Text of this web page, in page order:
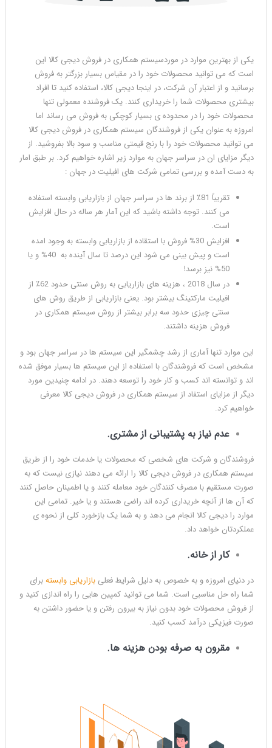
یکی از بهترین موارد در موردسیستم همکاری در فروش دیجی کالا این
است که می توانید محصولات خود را در مقیاس بسیار بزرگتر به فروش
برسانید و از اعتبار آن شرکت، در اینجا دیجی کالا، استفاده کنید تا افراد
بیشتری محصولات شما را خریداری کنند. یک فروشنده معمولی تنها
محصولات خود را در محدوده ی بسیار کوچکی به فروش می رساند اما
امروزه به عنوان یکی از فروشندگان سیستم همکاری در فروش دیجی کالا
می توانید محصولات خود را با رنج قیمتی مناسب و سود بالا بفروشید. از
دیگر مزایای ان در سراسر جهان به موارد زیر اشاره خواهیم کرد. بر طبق امار
به دست آمده و بررسی تمامی شرکت های افیلیت در جهان :
تقریباً 81٪ از برند ها در سراسر جهان از بازاریابی وابسته استفاده
می کنند. توجه داشته باشید که این آمار هر ساله در حال افزایش
است.
افزایش 30% فروش با استقاده از بازاریابی وابسته به وجود امده
است و پیش بینی می شود این درصد تا سال آینده به 40% و یا
50% نیز برسد!
در سال 2018 ، هزینه های بازاریابی به روش سنتی حدود 62٪ از
افیلیت مارکتینگ بیشتر بود. یعنی بازاریابی از طریق روش های
سنتی چیزی حدود سه برابر بیشتر از روش سیستم همکاری در
فروش هزینه داشتند.
این موارد تنها آماری از رشد چشمگیر این سیستم ها در سراسر جهان بود و
مشخص است که فروشندگان با استفاده از این سیستم ها بسیار موفق شده
اند و توانسته اند کسب و کار خود را توسعه دهند. در ادامه چنیدین مورد
دیگر از مزایای استفاد از سیستم همکاری در فروش دیجی کالا معرفی
خواهیم کرد.
عدم نیاز به پشتیبانی از مشتری.
فروشندگان و شرکت های شخصی که محصولات یا خدمات خود را از طریق
سیستم همکاری در فروش دیجی کالا را ارائه می دهند نیازی نیست که به
صورت مستقیم با مصرف کنندگان خود معامله کنند و یا اطمینان حاصل کنند
که آن ها از آنچه خریداری کرده اند راضی هستند و یا خیر. تمامی این
موارد را دیجی کالا انجام می دهد و به شما یک بازخورد کلی از نحوه ی
عملکردتان خواهد داد.
کار از خانه.
در دنیای امروزه و به خصوص به دلیل شرایط فعلی بازاریابی وابستهبرای
شما راه حل مناسبی است. شما می توانید کمپین هایی را راه اندازی کنید و
از فروش محصولات خود بدون نیاز به بیرون رفتن و یا حضور داشتن به
صورت فیزیکی درآمد کسب کنید.
مقرون به صرفه بودن هزینه ها.